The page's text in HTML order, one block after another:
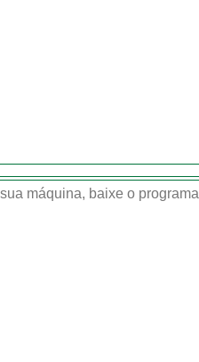
máquina, baixe o